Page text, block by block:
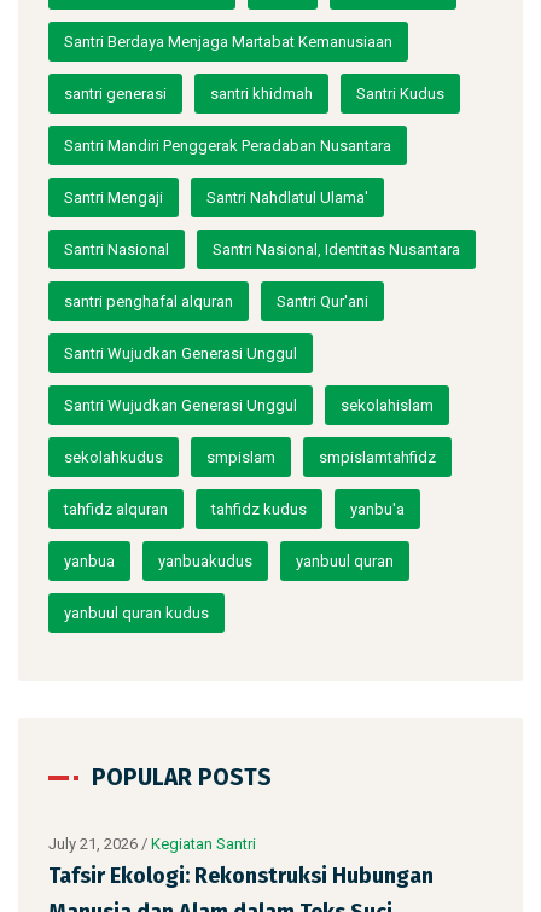
Santri Berdaya Menjaga Martabat Kemanusiaan
santri generasi santri khidmah Santri Kudus
Santri Mandiri Penggerak Peradaban Nusantara
Santri Mengaji Santri Nahdlatul Ulama'
Santri Nasional Santri Nasional, Identitas Nusantara
santri penghafal alquran Santri Qur'ani
Santri Wujudkan Generasi Unggul
Santri Wujudkan Generasi Unggul sekolahislam
sekolahkudus smpislam smpislamtahfidz
tahfidz alquran tahfidz kudus yanbu'a
yanbua yanbuakudus yanbuul quran
yanbuul quran kudus
POPULAR POSTS